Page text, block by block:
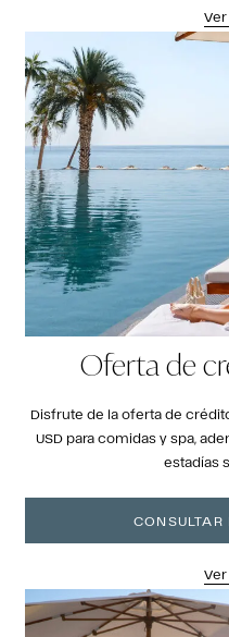
Oferta de
Disfrute de la oferta de
USD para comidas y spa,
estadías